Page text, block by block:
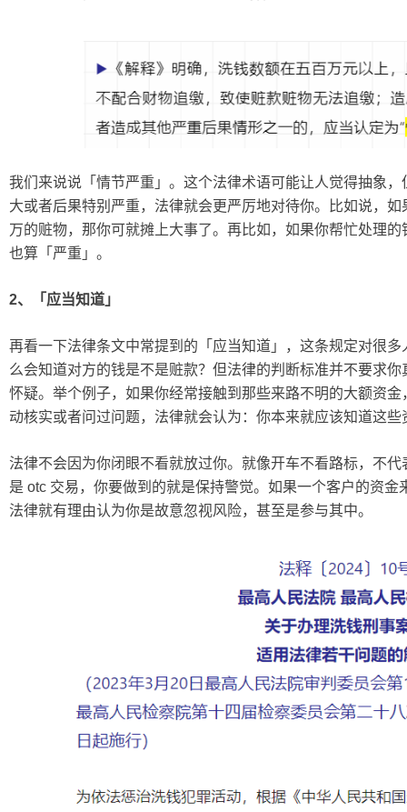
我们来说说「情节严重」。这个法律术语可能让人觉得抽象
大或者后果特别严重，法律就会更严厉地对待你。比如说，
万的赃物，那你可就摊上大事了。再比如，如果你帮忙处理
也算「严重」。
2、「应当知道」
再看一下法律条文中常提到的「应当知道」，这条规定对很
么会知道对方的钱是不是赃款？但法律的判断标准并不要求
怀疑。举个例子，如果你经常接触到那些来路不明的大额资
动核实或者问过问题，法律就会认为：你本来就应该知道这些
法律不会因为你闭眼不看就放过你。就像开车不看路标，不
是 otc 交易，你要做到的就是保持警觉。如果一个客户的资
法律就有理由认为你是故意忽视风险，甚至是参与其中。